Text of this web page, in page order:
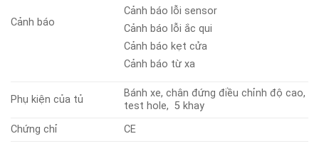
Cảnh báo
Cảnh báo lỗi sensor
Cảnh báo lỗi ắc qui
Cảnh báo kẹt cửa
Cảnh báo từ xa
Phụ kiện của tủ
Bánh xe, chân đứng điều chỉnh độ cao,
test hole, 5 khay
Chứng chỉ
CE